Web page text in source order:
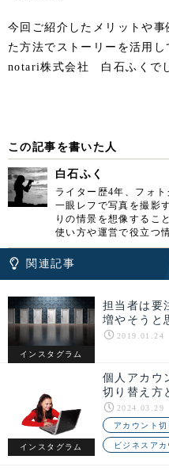
今回ご紹介したメリットや
た方法でストーリーを活用
notari株式会社 白石ふくで
この記事を書いた人
白石ふく
ライター歴4年、フォ
一眼レフで写真を撮影
りの情景を想像するこ
使い方や運営で役立つ
関連記事
インスタグラム
担当者は要
増やそうと
2019.01.24
インスタグラム
個人アカウ
切り替え方
2024.03.29
アカウント切
ビジネスアカ